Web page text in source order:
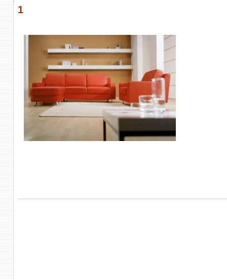
1